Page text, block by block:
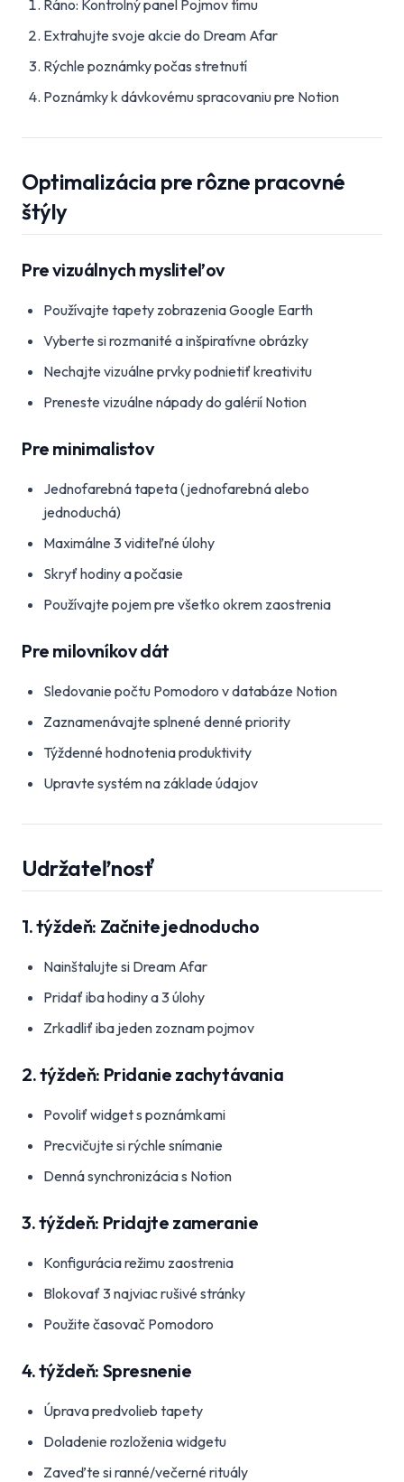
Ráno: Kontrolný panel Pojmov tímu
Extrahujte svoje akcie do Dream Afar
Rýchle poznámky počas stretnutí
Poznámky k dávkovému spracovaniu pre Notion
Optimalizácia pre rôzne pracovné
štýly
Pre vizuálnych mysliteľov
Používajte tapety zobrazenia Google Earth
Vyberte si rozmanité a inšpiratívne obrázky
Nechajte vizuálne prvky podnietiť kreativitu
Preneste vizuálne nápady do galérií Notion
Pre minimalistov
Jednofarebná tapeta (jednofarebná alebo
jednoduchá)
Maximálne 3 viditeľné úlohy
Skryť hodiny a počasie
Používajte pojem pre všetko okrem zaostrenia
Pre milovníkov dát
Sledovanie počtu Pomodoro v databáze Notion
Zaznamenávajte splnené denné priority
Týždenné hodnotenia produktivity
Upravte systém na základe údajov
Udržateľnosť
1. týždeň: Začnite jednoducho
Nainštalujte si Dream Afar
Pridať iba hodiny a 3 úlohy
Zrkadliť iba jeden zoznam pojmov
2. týždeň: Pridanie zachytávania
Povoliť widget s poznámkami
Precvičujte si rýchle snímanie
Denná synchronizácia s Notion
3. týždeň: Pridajte zameranie
Konfigurácia režimu zaostrenia
Blokovať 3 najviac rušivé stránky
Použite časovač Pomodoro
4. týždeň: Spresnenie
Úprava predvolieb tapety
Doladenie rozloženia widgetu
Zaveďte si ranné/večerné rituály